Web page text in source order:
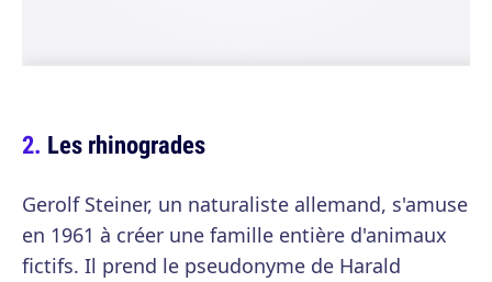
Les rhinogrades
Gerolf Steiner, un naturaliste allemand, s'amuse
en 1961 à créer une famille entière d'animaux
fictifs. Il prend le pseudonyme de Harald